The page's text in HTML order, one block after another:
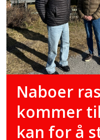
Naboer
kommer
kan for å